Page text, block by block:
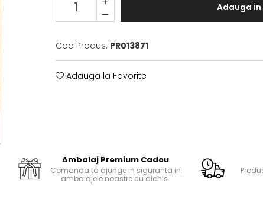
Adauga in
Cod Produs: PR013871
Adauga la Favorite
Ambalaj Premium Cadou
Comanda ta ajunge in siguranta in
ambalajele noastre cu dichis.